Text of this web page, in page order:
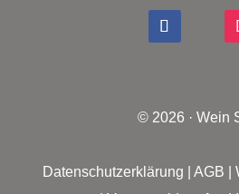
© 2026 · Wein
Datenschutzerklärung |AGB |